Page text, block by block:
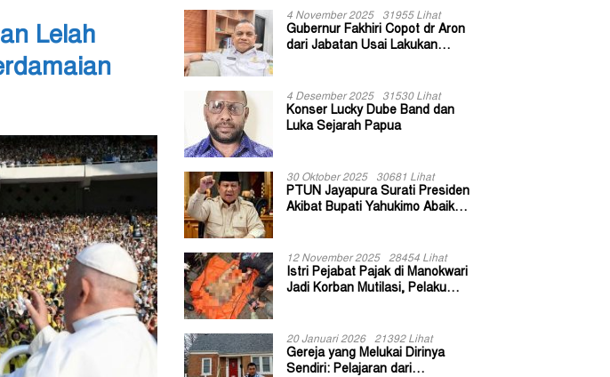
Lelah
4 November 2025 31955 Lihat
Gubernur Fakhiri Copot dr Aron
dari Jabatan Usai Lakukan
4 Desember 2025 31530 Lihat
Konser Lucky Dube Band dan
Luka Sejarah Papua
30 Oktober 2025 30681 Lihat
PTUN Jayapura Surati Presiden
Akibat Bupati Yahukimo Abaikan
12 November 2025 28454 Lihat
Istri Pejabat Pajak di Manokwari
Jadi Korban Mutilasi, Pelaku
20 Januari 2026 21392 Lihat
Gereja yang Melukai Dirinya
Sendiri: Pelajaran dari